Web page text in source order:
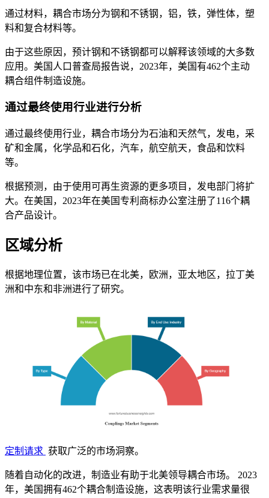
通过材料，耦合市场分为钢和不锈钢，铝，铁，弹性体，塑
料和复合材料等。
由于这些原因，预计钢和不锈钢都可以解释该领域的大多数
应用。美国人口普查局报告说，2023年，美国有462个主动
耦合组件制造设施。
通过最终使用行业进行分析
通过最终使用行业，耦合市场分为石油和天然气，发电，采
矿和金属，化学品和石化，汽车，航空航天，食品和饮料
等。
根据预测，由于使用可再生资源的更多项目，发电部门将扩
大。在美国，2023年在美国专利商标办公室注册了116个耦
合产品设计。
区域分析
根据地理位置，该市场已在北美，欧洲，亚太地区，拉丁美
洲和中东和非洲进行了研究。
定制请求 获取广泛的市场洞察。
随着自动化的改进，制造业有助于北美领导耦合市场。 2023
年，美国拥有462个耦合制造设施，这表明该行业需求量很